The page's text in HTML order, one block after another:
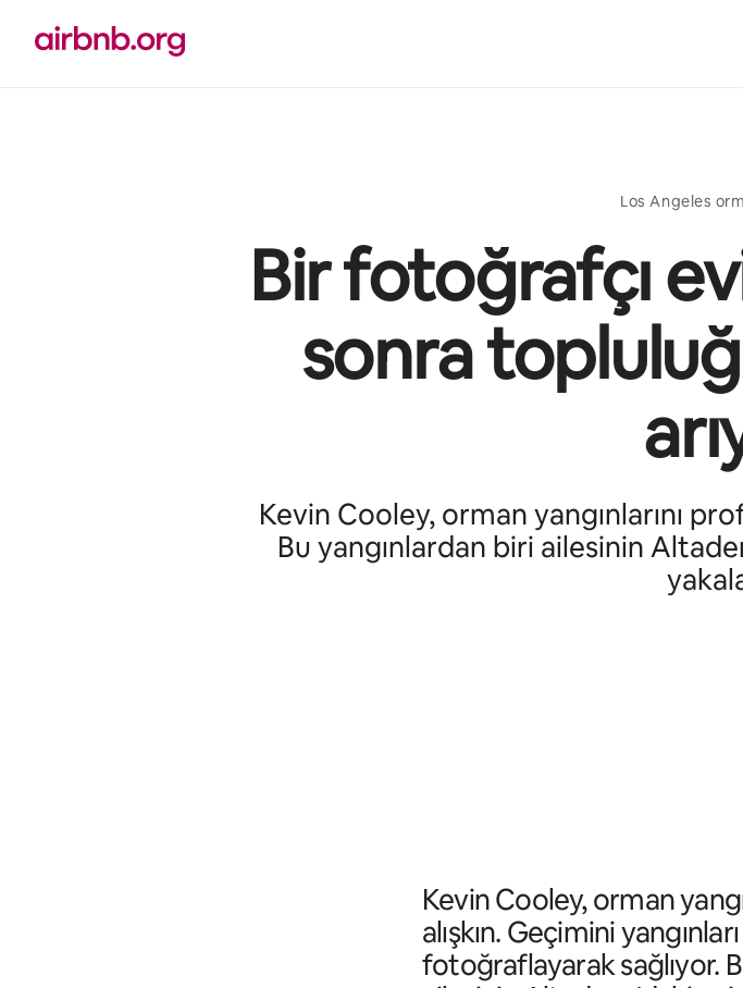
Los Angeles
Bir fotoğrafçı
sonra
Kevin Cooley, orman yangınlarını
Bu yangınlardan biri ailesinin
Kevin Cooley, orman
alışkın. Geçimini
fotoğraflayarak sağlıyor.